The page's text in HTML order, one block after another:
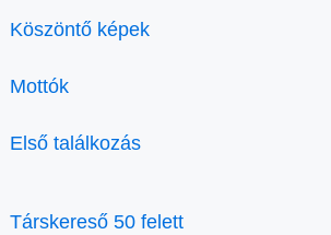
Köszöntő képek
Mottók
Első találkozás
Társkereső 50 felett